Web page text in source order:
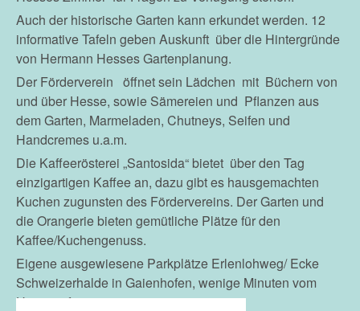
Auch der historische Garten kann erkundet werden. 12
informative Tafeln geben Auskunft über die Hintergründe
von Hermann Hesses Gartenplanung.
Der Förderverein öffnet sein Lädchen mit Büchern von
und über Hesse, sowie Sämereien und Pflanzen aus
dem Garten, Marmeladen, Chutneys, Seifen und
Handcremes u.a.m.
Die Kaffeerösterei „Santosida“ bietet über den Tag
einzigartigen Kaffee an, dazu gibt es hausgemachten
Kuchen zugunsten des Fördervereins. Der Garten und
die Orangerie bieten gemütliche Plätze für den
Kaffee/Kuchengenuss.
Eigene ausgewiesene Parkplätze Erlenlohweg/ Ecke
Schweizerhalde in Gaienhofen, wenige Minuten vom
Haus entfernt.